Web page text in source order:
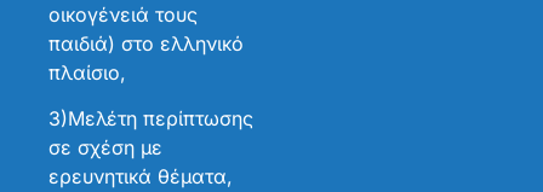
οικογένειά τους
παιδιά) στο ελληνικό
πλαίσιο,
3)Μελέτη περίπτωσης
σε σχέση με
ερευνητικά θέματα,